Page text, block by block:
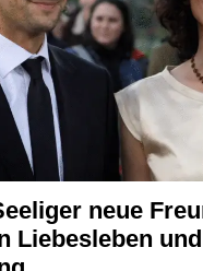
neue
Liebesleben